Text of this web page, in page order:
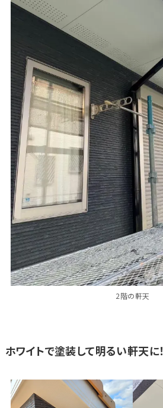
2階の軒天
ホワイトで塗装して明るい軒天に！